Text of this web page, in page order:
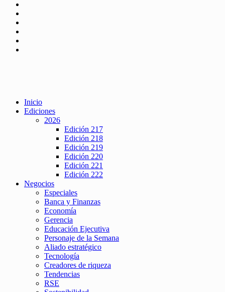
Inicio
Ediciones
2026
Edición 217
Edición 218
Edición 219
Edición 220
Edición 221
Edición 222
Negocios
Especiales
Banca y Finanzas
Economía
Gerencia
Educación Ejecutiva
Personaje de la Semana
Aliado estratégico
Tecnología
Creadores de riqueza
Tendencias
RSE